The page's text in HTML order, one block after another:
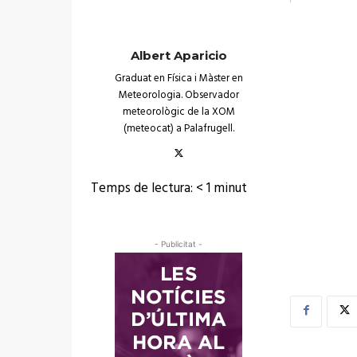
Albert Aparicio
Graduat en Física i Màster en
Meteorologia. Observador
meteorològic de la XOM
(meteocat) a Palafrugell.
Temps de lectura: < 1minut
- Publicitat -